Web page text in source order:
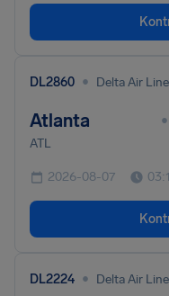
DL2860 • Delta Air
Atlanta •
ATL
2026-08-07
DL2224 • Delta Air